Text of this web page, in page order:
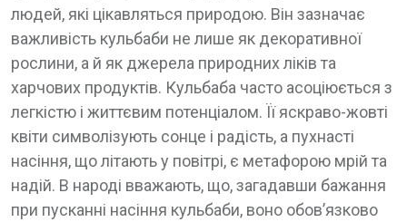
людей, які цікавляться природою. Він зазначає
важливість кульбаби не лише як декоративної
рослини, а й як джерела природних ліків та
харчових продуктів. Кульбаба часто асоціюється з
легкістю і життєвим потенціалом. Її яскраво-жовті
квіти символізують сонце і радість, а пухнасті
насіння, що літають у повітрі, є метафорою мрій та
надій. В народі вважають, що, загадавши бажання
при пусканні насіння кульбаби, воно обов’язково